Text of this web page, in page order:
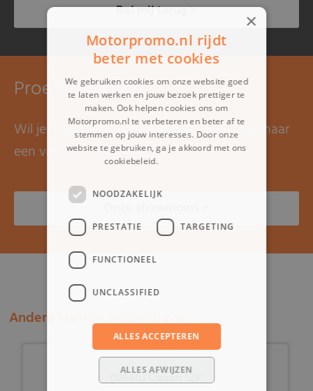
Bel mij terug >
Proefrit maken?
Wil je graag een proefrit maken? Kom dan naar
een van onze showrooms.
Andere klanten bekeken ook:
(12E4b) Claxon 12V
×
Motorpromo.nl rijdt
beter met cookies
We gebruiken cookies om onze website goed
te laten werken en jouw bezoek prettiger te
maken. Ook helpen cookies ons om
Motorpromo.nl te verbeteren en beter af te
stemmen op jouw interesses. Door onze
website te gebruiken, ga je akkoord met ons
cookiebeleid.
NOODZAKELIJK
PRESTATIE TARGETING
FUNCTIONEEL
UNCLASSIFIED
ALLES ACCEPTEREN
ALLES AFWIJZEN